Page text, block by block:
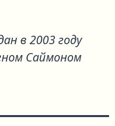
в 2003 году
Саймоном